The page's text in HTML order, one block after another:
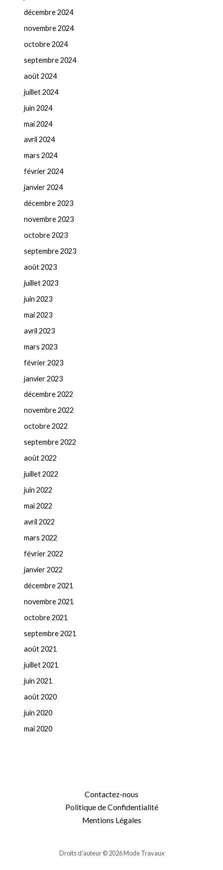
décembre 2024
novembre 2024
octobre 2024
septembre 2024
août 2024
juillet 2024
juin 2024
mai 2024
avril 2024
mars 2024
février 2024
janvier 2024
décembre 2023
novembre 2023
octobre 2023
septembre 2023
août 2023
juillet 2023
juin 2023
mai 2023
avril 2023
mars 2023
février 2023
janvier 2023
décembre 2022
novembre 2022
octobre 2022
septembre 2022
août 2022
juillet 2022
juin 2022
mai 2022
avril 2022
mars 2022
février 2022
janvier 2022
décembre 2021
novembre 2021
octobre 2021
septembre 2021
août 2021
juillet 2021
juin 2021
août 2020
juin 2020
mai 2020
Contactez-nous
Politique de Confidentialité
Mentions Légales
Droits d'auteur © 2026 Mode Travaux